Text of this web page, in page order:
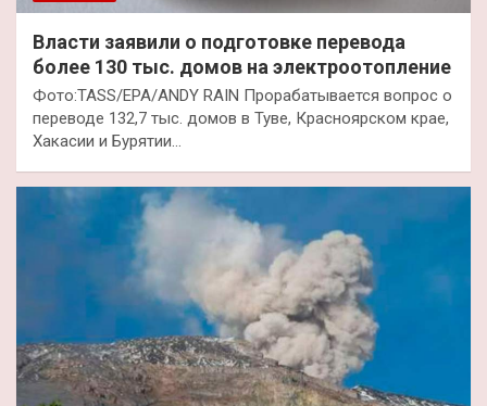
Власти заявили о подготовке перевода
более 130 тыс. домов на электроотопление
Фото:TASS/EPA/ANDY RAIN Прорабатывается вопрос о
переводе 132,7 тыс. домов в Туве, Красноярском крае,
Хакасии и Бурятии…